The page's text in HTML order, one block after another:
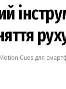
Cues для